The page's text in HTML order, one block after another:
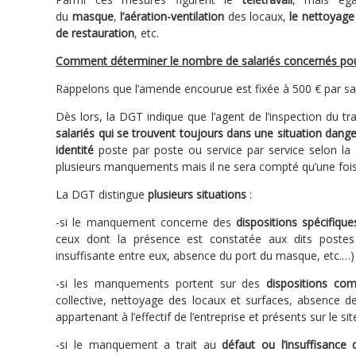
du masque,l’aération-ventilation des locaux,le
de restauration, etc.
Comment déterminer le nombre de salariés concernés
Rappelons que l’amende encourue est fixée à 500 € par
Dès lors, la DGT indique que l’agent de l’inspection du
salariés qui se trouvent toujours dans une situation
identité poste par poste ou service par service selon
plusieurs manquements mais il ne sera compté qu’une
La DGT distingueplusieurs situations :
-si le manquement concerne desdispositions
ceux dont la présence est constatée aux dits postes
insuffisante entre eux, absence du port du masque,
-si les manquements portent sur desdispositions
collective, nettoyage des locaux et surfaces, absence
appartenant à l’effectif de l’entreprise et présents sur le
-si le manquement a trait audéfaut ou